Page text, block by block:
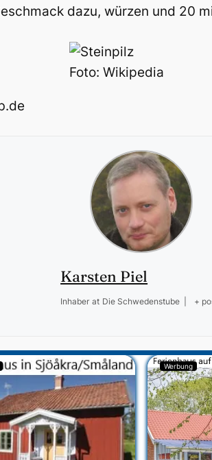
dazu, würzen und 20
Foto: Wikipedia
Karsten Piel
Inhaber at Die Schwedenstube +
Werbung